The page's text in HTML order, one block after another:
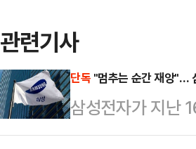
관련기사
단독 "멈추는 순간 재앙"…
삼성전자가 지난
는 사측의 위기감